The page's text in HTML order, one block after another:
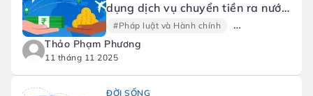
dụng dịch vụ chuyển tiền ra nước
ngoài
#Pháp luật và Hành chính
Thảo Phạm Phương
11 tháng 11 2025
ĐỜI SỐNG